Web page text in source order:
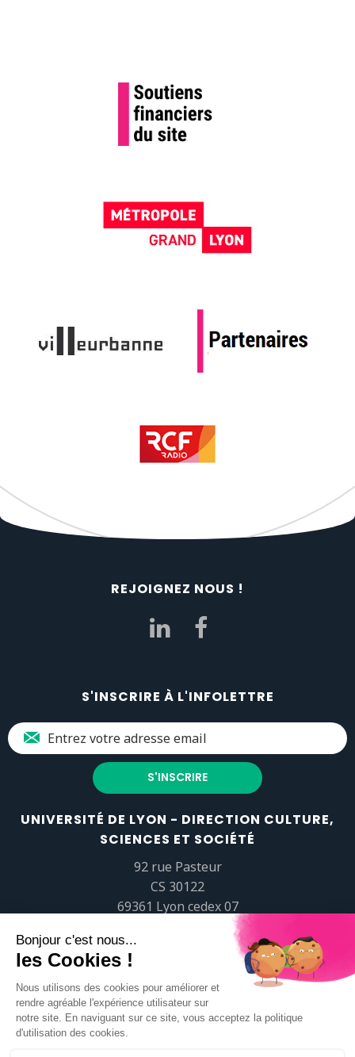
REJOIGNEZ NOUS !
S'INSCRIRE À L'INFOLETTRE
UNIVERSITÉ DE LYON - DIRECTION CULTURE,
SCIENCES ET SOCIÉTÉ
92 rue Pasteur
CS 30122
69361 Lyon cedex 07
popsciences@universite-lyon.fr
Tél.+33 (0)4 37 37 82 01